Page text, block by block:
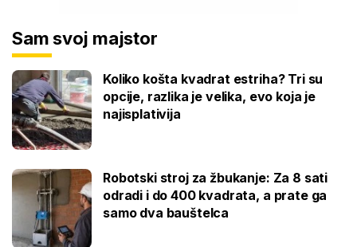
Sam svoj majstor
Koliko košta kvadrat estriha? Tri su
opcije, razlika je velika, evo koja je
najisplativija
Robotski stroj za žbukanje: Za 8 sati
odradi i do 400 kvadrata, a prate ga
samo dva bauštelca